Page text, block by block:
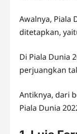
Awalnya, Piala
ditetapkan,
Di Piala Dunia
perjuangkan
Antiknya, dari
Piala Dunia